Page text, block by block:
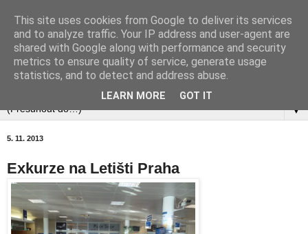
▼
5. 11. 2013
Exkurze na Letišti Praha
This site uses cookies from Google to deliver its services
and to analyze traffic. Your IP address and user-agent are
shared with Google along with performance and security
metrics to ensure quality of service, generate usage
statistics, and to detect and address abuse.
LEARN MORE GOT IT